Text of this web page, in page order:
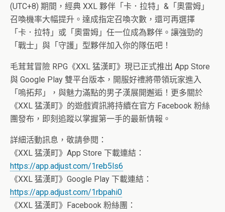
(UTC+8) 期間，經典 XXL 夥伴「卡．拉特」&「奧雷姆」
召喚機率大幅提升。達成指定召喚次數，還可再選擇
「卡．拉特」或「奧雷姆」任一位成為夥伴。讓強勁的
「戰士」與「守護」型夥伴加入你的隊伍吧！
毛茸茸冒險 RPG《XXL 猛漢町》現已正式推出 App Store
與 Google Play 雙平台版本，開服好禮將帶領玩家進入
「嗚拓邦」，與魅力滿點的男子漢展開邂逅！更多關於
《XXL 猛漢町》的遊戲資訊將持續在官方 Facebook 粉絲
團發布，即刻追蹤以掌握第一手的最新情報。
詳細活動訊息，敬請參閱：
《XXL 猛漢町》App Store 下載連結：
https://app.adjust.com/1reb5ls6
《XXL 猛漢町》Google Play 下載連結：
https://app.adjust.com/1rbpahi0
《XXL 猛漢町》Facebook 粉絲團：